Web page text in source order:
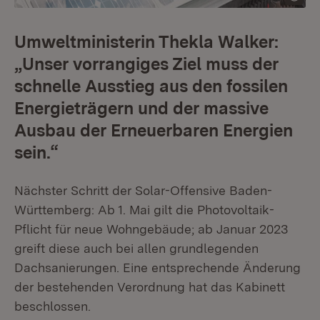
Umweltministerin Thekla Walker:
„Unser vorrangiges Ziel muss der
schnelle Ausstieg aus den fossilen
Energieträgern und der massive
Ausbau der Erneuerbaren Energien
sein.“
Nächster Schritt der Solar-Offensive Baden-
Württemberg: Ab 1. Mai gilt die Photovoltaik-
Pflicht für neue Wohngebäude; ab Januar 2023
greift diese auch bei allen grundlegenden
Dachsanierungen. Eine entsprechende Änderung
der bestehenden Verordnung hat das Kabinett
beschlossen.